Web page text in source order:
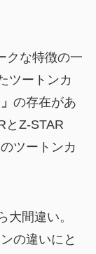
クな特徴の一
ツートンカ
の存在があ
とZ-STAR
ツートンカ
大間違い。
の違いにと